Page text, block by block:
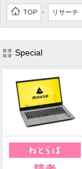
TOP > リサーチ
Special